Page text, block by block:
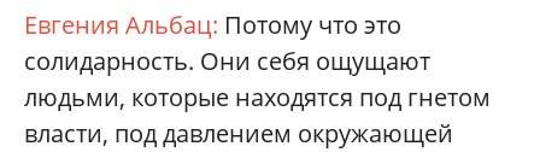
Евгения Альбац: Потому что это
солидарность. Они себя ощущают
людьми, которые находятся под гнетом
власти, под давлением окружающей